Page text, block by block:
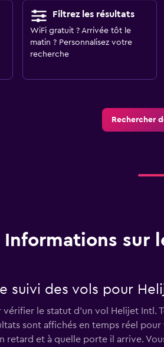
Filtrez les résultats
WiFi gratuit ? Arrivée tôt le
matin ? Personnalisez votre
recherche
Rechercher
Informations sur
suivi des vols pour
le statut d'un vol Helijet Intl.
sont affichés en temps réel
retard et à quelle porte il arrive.